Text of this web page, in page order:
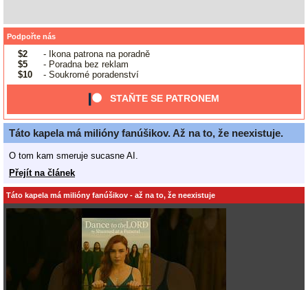
Podpořte nás
$2
- Ikona patrona na poradně
$5
- Poradna bez reklam
$10
- Soukromé poradenství
STAŇTE SE PATRONEM
Táto kapela má milióny fanúšikov. Až na to, že neexistuje.
O tom kam smeruje sucasne AI.
Přejít na článek
Táto kapela má milióny fanúšikov - až na to, že neexistuje